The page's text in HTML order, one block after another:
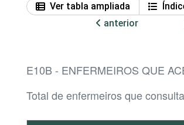
Ver tabla ampliada
anterior
E10B - ENFERMEIROS QUE
Total de enfermeiros que